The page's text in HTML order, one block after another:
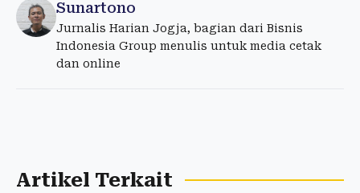
Sunartono
Jurnalis Harian Jogja, bagian dari Bisnis
Indonesia Group menulis untuk media cetak
dan online
Artikel Terkait